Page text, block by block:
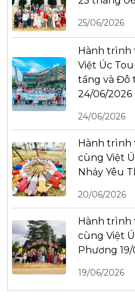
25/06/2026
Hành trình
Việt Úc
tầng và Đô
24/06/2026
24/06/2026
Hành trình
cùng Việt
Nhảy Yêu
20/06/2026
Hành trình
cùng Việt
Phương
19/06/2026